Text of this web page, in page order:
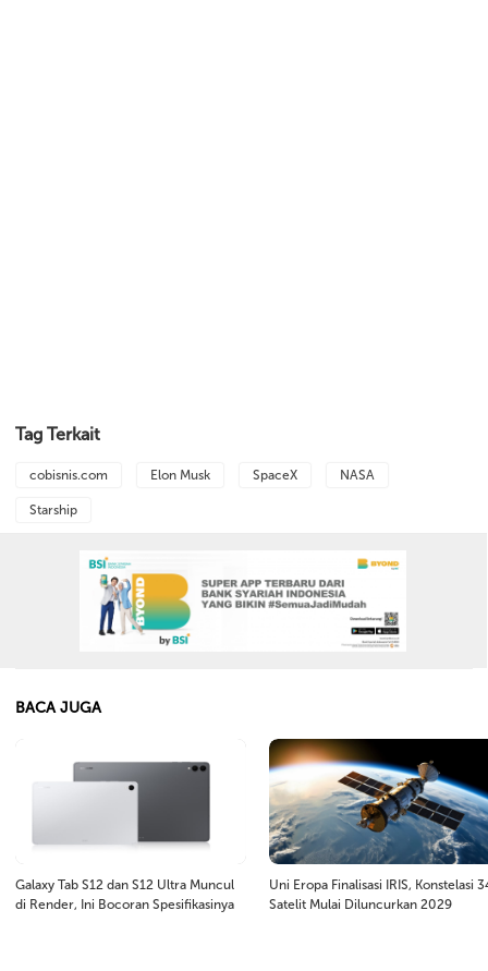
Tag Terkait
cobisnis.com Elon Musk SpaceX NASA
Starship
BACA JUGA
Galaxy Tab S12 dan S12 Ultra Muncul
di Render, Ini Bocoran Spesifikasinya
Uni Eropa Finalisasi IRIS, Konstelasi
Satelit Mulai Diluncurkan 2029